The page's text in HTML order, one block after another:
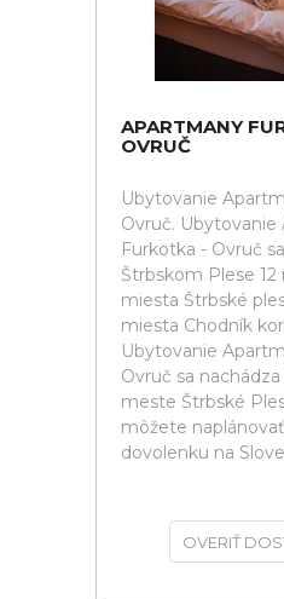
APARTMANY
OVRUČ
Ubytovanie
Ovruč.
Furkotka - Ovruč
Štrbskom Plese
miesta Štrbské
miesta Chodník
Ubytovanie
Ovruč sa
meste Štrbské
môžete
dovolenku na
OVERIŤ